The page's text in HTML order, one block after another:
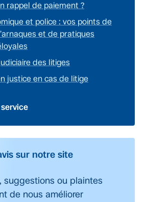
rappel de paiement ?
et police : vos points de
et de pratiques
des litiges
justice en cas de litige
service
sur notre site
suggestions ou plaintes
de nous améliorer